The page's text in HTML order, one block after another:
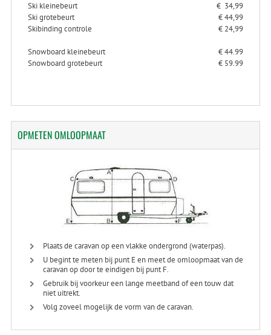
Ski kleinebeurt
€ 34,99
Ski grotebeurt
€ 44,99
Skibinding controle
€ 24,99
Snowboard kleinebeurt
€ 44.99
Snowboard grotebeurt
€ 59.99
OPMETENOMLOOPMAAT
Plaats de caravan op een vlakke ondergrond (waterpas).
U begint te meten bij punt E en meet de omloopmaat van de
caravan op door te eindigen bij punt F.
Gebruik bij voorkeur een lange meetband of een touw dat
niet uitrekt.
Volg zoveel mogelijk de vorm van de caravan.